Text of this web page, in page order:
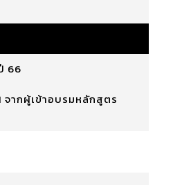
66
ากผู้เข้าอบรมหลักสูตร